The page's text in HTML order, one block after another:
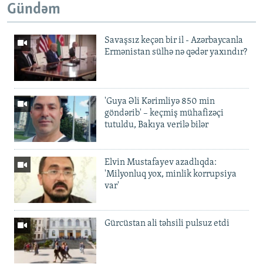
Gündəm
Savaşsız keçən bir il - Azərbaycanla
Ermənistan sülhə nə qədər yaxındır?
'Guya Əli Kərimliyə 850 min
göndərib' – keçmiş mühafizəçi
tutuldu, Bakıya verilə bilər
Elvin Mustafayev azadlıqda:
'Milyonluq yox, minlik korrupsiya
var'
Gürcüstan ali təhsili pulsuz etdi